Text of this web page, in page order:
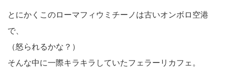
とにかくこのローマフィウミチーノは古いオンボロ空港
で、
（怒られるかな？）
そんな中に一際キラキラしていたフェラーリカフェ。